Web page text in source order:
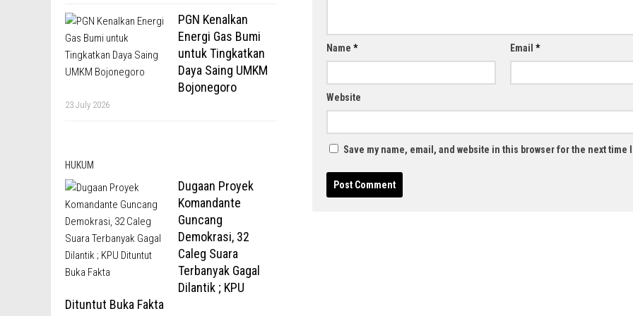
Name * Email *
Website
Save my name, email, and website in this browser for the next time
PGN Kenalkan
Energi Gas Bumi
untuk Tingkatkan
Daya Saing UMKM
Bojonegoro
23 July 2026
HUKUM
Dugaan Proyek
Komandante
Guncang
Demokrasi, 32
Caleg Suara
Terbanyak Gagal
Dilantik ; KPU
Dituntut Buka Fakta